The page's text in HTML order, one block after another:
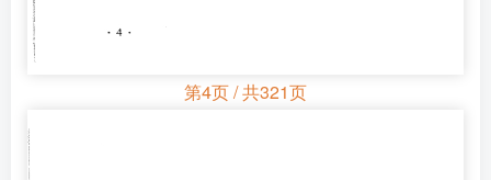
第4页 / 共321页